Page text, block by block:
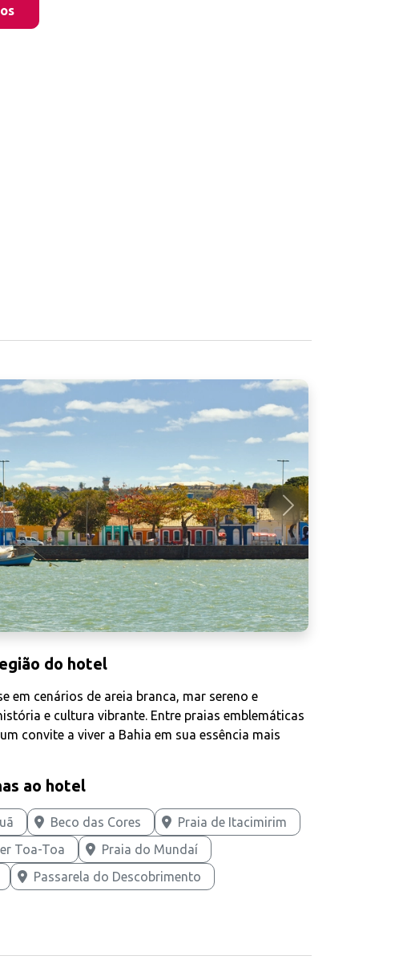
do hotel
Próximo
em cenários de areia branca, mar sereno e
e cultura vibrante. Entre praias emblemáticas
convite a viver a Bahia em sua essência mais
ao hotel
Beco das Cores
Praia de Itacimirim
Toa-Toa
Praia do Mundaí
Passarela do Descobrimento